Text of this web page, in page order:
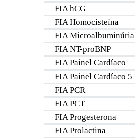
FIA hCG
FIA Homocisteína
FIA Microalbuminúria
FIA NT-proBNP
FIA Painel Cardíaco
FIA Painel Cardíaco 5
FIA PCR
FIA PCT
FIA Progesterona
FIA Prolactina